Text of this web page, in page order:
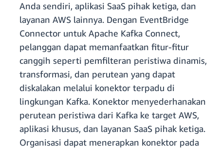
Anda sendiri, aplikasi SaaS pihak ketiga, dan
layanan AWS lainnya. Dengan EventBridge
Connector untuk Apache Kafka Connect,
pelanggan dapat memanfaatkan fitur-fitur
canggih seperti pemfilteran peristiwa dinamis,
transformasi, dan perutean yang dapat
diskalakan melalui konektor terpadu di
lingkungan Kafka. Konektor menyederhanakan
perutean peristiwa dari Kafka ke target AWS,
aplikasi khusus, dan layanan SaaS pihak ketiga.
Organisasi dapat menerapkan konektor pada